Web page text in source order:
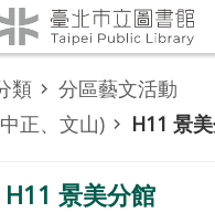
類
分區藝文活動
正、文山)
H11 景
H11 景美分館